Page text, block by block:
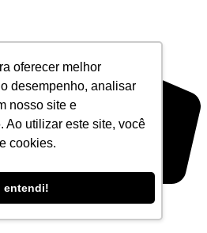
oferecer melhor
desempenho, analisar
nosso site e
Ao utilizar este site, você
cookies.
entendi!